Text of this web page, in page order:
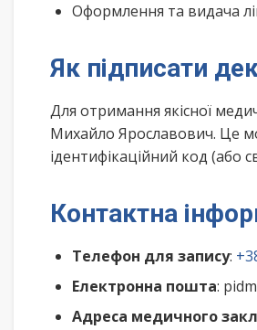
Оформлення та видача
Як підписати
Для отримання якісної
Михайло Ярославович. Це
ідентифікаційний код (або
Контактна
Телефон для запису:
Електронна пошта:
Адреса медичного